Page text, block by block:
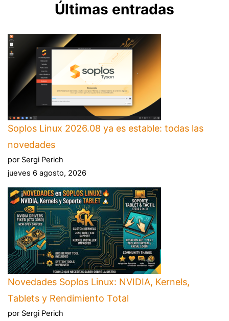
Últimas entradas
Soplos Linux 2026.08 ya es estable: todas las
novedades
por Sergi Perich
jueves 6 agosto, 2026
Novedades Soplos Linux: NVIDIA, Kernels,
Tablets y Rendimiento Total
por Sergi Perich